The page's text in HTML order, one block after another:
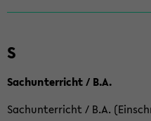
S
Sachunterricht / B.A.
Sachunterricht / B.A.